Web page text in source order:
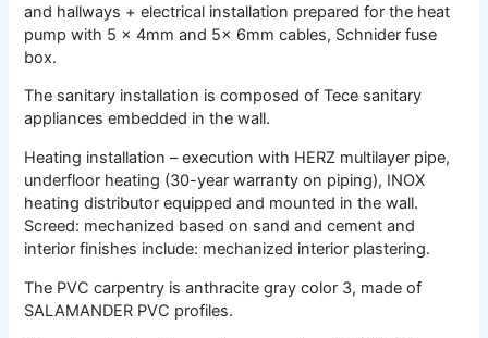
and hallways + electrical installation prepared for the heat
pump with 5 x 4mm and 5x 6mm cables, Schnider fuse
box.
The sanitary installation is composed of Tece sanitary
appliances embedded in the wall.
Heating installation – execution with HERZ multilayer pipe,
underfloor heating (30-year warranty on piping), INOX
heating distributor equipped and mounted in the wall.
Screed: mechanized based on sand and cement and
interior finishes include: mechanized interior plastering.
The PVC carpentry is anthracite gray color 3, made of
SALAMANDER PVC profiles.